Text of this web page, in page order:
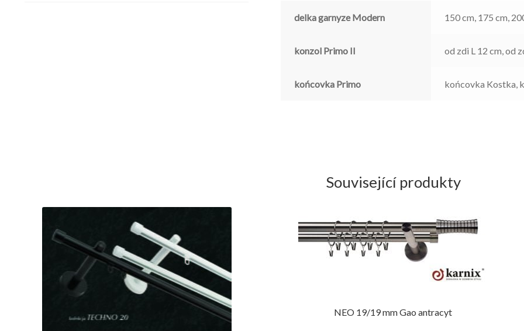
delka garnyze Modern 150 cm, 175 cm,
konzol Primo II od zdi L 12 cm, od
końcovka Primo końcovka Kostka,
Související produkty
NEO 19/19 mm Gao antracyt